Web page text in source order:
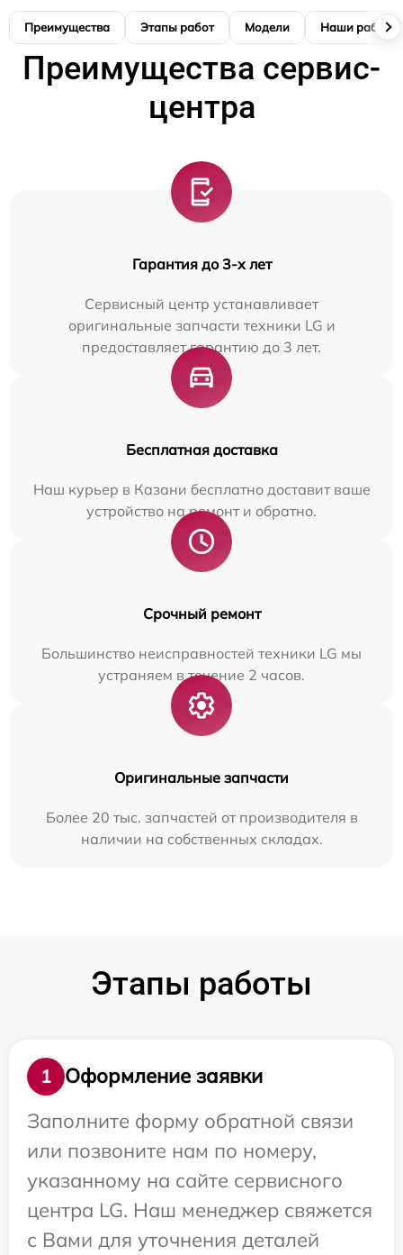
Преимущества Этапы работ Модели Наши работы
Преимущества сервис-
центра
Гарантия до 3-х лет
Сервисный центр устанавливает
оригинальные запчасти техники LG и
предоставляет гарантию до 3 лет.
Бесплатная доставка
Наш курьер в Казани бесплатно доставит ваше
устройство на ремонт и обратно.
Срочный ремонт
Большинство неисправностей техники LG мы
устраняем в течение 2 часов.
Оригинальные запчасти
Более 20 тыс. запчастей от производителя в
наличии на собственных складах.
Этапы работы
1
Оформление заявки
Заполните форму обратной связи
или позвоните нам по номеру,
указанному на сайте сервисного
центра LG. Наш менеджер свяжется
с Вами для уточнения деталей